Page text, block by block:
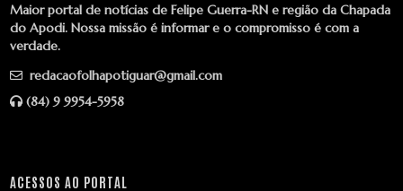
Maior portal de notícias de Felipe Guerra-RN e região da Chapada
do Apodi. Nossa missão é informar e o compromisso é com a
verdade.
redacaofolhapotiguar@gmail.com
(84) 9 9954-5958
ACESSOS AO PORTAL